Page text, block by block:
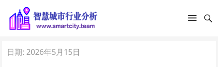
日期:2026年5月15日